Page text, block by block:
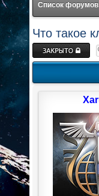
Список форумов
Что такое
Закрыто